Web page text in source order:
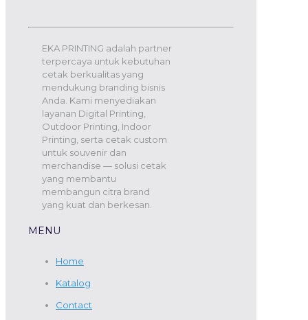
EKA PRINTING adalah partner
terpercaya untuk kebutuhan
cetak berkualitas yang
mendukung branding bisnis
Anda. Kami menyediakan
layanan Digital Printing,
Outdoor Printing, Indoor
Printing, serta cetak custom
untuk souvenir dan
merchandise — solusi cetak
yang membantu
membangun citra brand
yang kuat dan berkesan.
MENU
Home
Katalog
Contact